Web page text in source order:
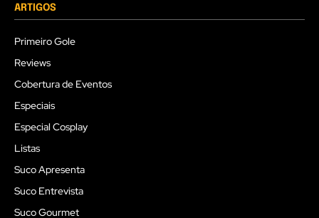
ARTIGOS
Primeiro Gole
Reviews
Cobertura de Eventos
Especiais
Especial Cosplay
Listas
Suco Apresenta
Suco Entrevista
Suco Gourmet